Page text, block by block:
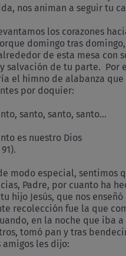
nos animan a seguir tu
los corazones
domingo tras
de esta mesa con
salvación de tu parte. Por
el himno de alabanza que
por doquier:
santo, santo, santo…
santo es
modo especial, sentimos
Padre, por cuanto ha
hijo Jesús, que nos
recolección fue la que
en la noche que iba
tomó pan y tras
amigos les dijo: